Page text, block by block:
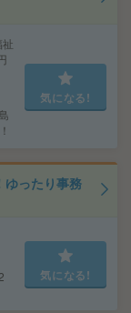
気になる!
ゆったり事務
気になる!